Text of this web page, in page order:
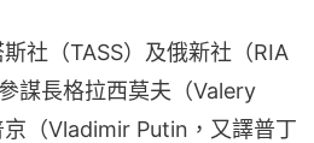
社（TASS）及俄新社（RIA
謀長格拉西莫夫（Valery
（Vladimir Putin，又譯普丁